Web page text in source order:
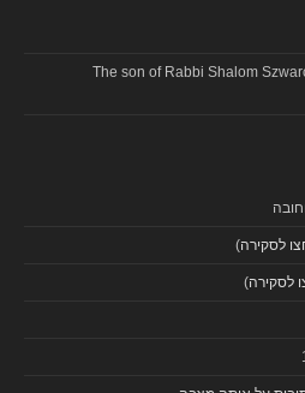
The son of Rabbi Shalom
לסקירה)
לסקירה)